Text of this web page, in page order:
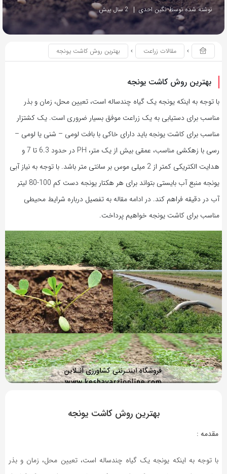
نوشته شده توسط نگین احدی 2 سال پیش
مقالات زراعت بهترین روش کاشت یونجه
بهترین روش کاشت یونجه
با توجه به اینکه یونجه یک گیاه چندساله است، تعیین محل، زمان و بذر
مناسب برای دستیابی به یک زراعت موفق بسیار ضروری است. یک کشتزار
مناسب برای کاشت یونجه باید دارای خاکی با بافت لومی – شنی یا لومی –
رسی با زهکشی مناسب، عمقی بیش از یک متر، PH در حدود 6.3 تا 7 و
هدایت الکتریکی کمتر از 2 میلی موس بر سانتی متر باشد. با توجه به نیاز آبی
یونجه منبع آب بایستی بتواند برای هر هکتار یونجه دست کم 100-80 لیتر
آب در دقیقه فراهم کند. در ادامه مقاله به تفصیل درباره شرایط محیطی
مناسب برای کاشت یونجه خواهیم پرداخت.
بهترین روش کاشت یونجه
مقدمه :
با توجه به اینکه یونجه یک گیاه چندساله است، تعیین محل، زمان و بذر